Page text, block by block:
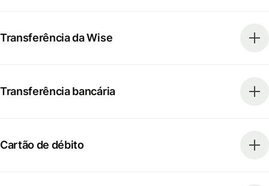
Transferência da Wise
Transferência bancária
Cartão de débito